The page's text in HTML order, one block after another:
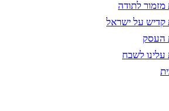
לתודה
קדיש על ישראל
העסק
לשבח